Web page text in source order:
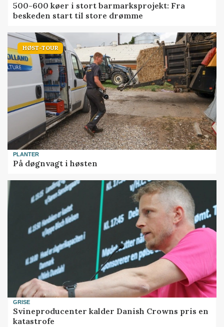
500-600 køer i stort barmarksprojekt: Fra
beskeden start til store drømme
HØST-TOUR
PLANTER
På døgnvagt i høsten
GRISE
Svineproducenter kalder Danish Crowns pris en
katastrofe